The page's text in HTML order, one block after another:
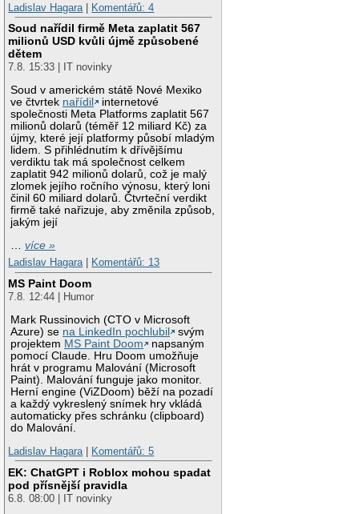
Ladislav Hagara
Komentářů: 4
Soud nařídil firmě Meta zaplatit 567
milionů USD kvůli újmě způsobené
dětem
7.8. 15:33 | IT novinky
Soud v americkém státě Nové Mexiko
ve čtvrtek nařídil
internetové
společnosti Meta Platforms zaplatit 567
milionů dolarů (téměř 12 miliard Kč) za
újmy, které její platformy působí mladým
lidem. S přihlédnutím k dřívějšímu
verdiktu tak má společnost celkem
zaplatit 942 milionů dolarů, což je malý
zlomek jejího ročního výnosu, který loni
činil 60 miliard dolarů. Čtvrteční verdikt
firmě také nařizuje, aby změnila způsob,
jakým její
…více »
Ladislav Hagara| Komentářů: 13
MS Paint Doom
7.8. 12:44 | Humor
Mark Russinovich (CTO v Microsoft
Azure) se na LinkedIn pochlubil
svým
projektem MS Paint Doom
napsaným
pomocí Claude. Hru Doom umožňuje
hrát v programu Malování (Microsoft
Paint). Malování funguje jako monitor.
Herní engine (ViZDoom) běží na pozadí
a každý vykreslený snímek hry vkládá
automaticky přes schránku (clipboard)
do Malování.
Ladislav Hagara| Komentářů: 5
EK: ChatGPT i Roblox mohou spadat
pod přísnější pravidla
6.8. 08:00 | IT novinky